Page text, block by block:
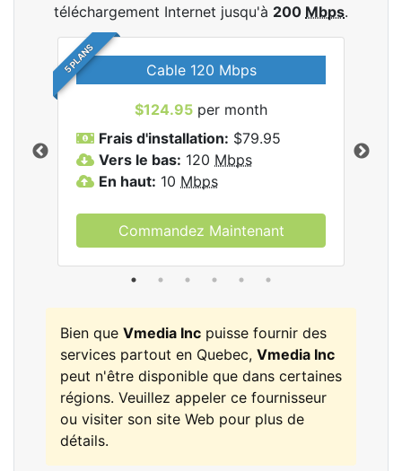
téléchargement Internet jusqu'à 200 Mbps.
5 PLANS Cable 120 Mbps
$124.95 per month
Frais d'installation: $79.95
Vers le bas: 120 Mbps
En haut: 10 Mbps
Commandez Maintenant
Bien que Vmedia Inc puisse fournir des
services partout en Quebec, Vmedia Inc
peut n'être disponible que dans certaines
régions. Veuillez appeler ce fournisseur
ou visiter son site Web pour plus de
détails.